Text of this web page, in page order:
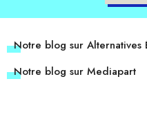
Notre blog sur Alternatives
Notre blog sur Mediapart